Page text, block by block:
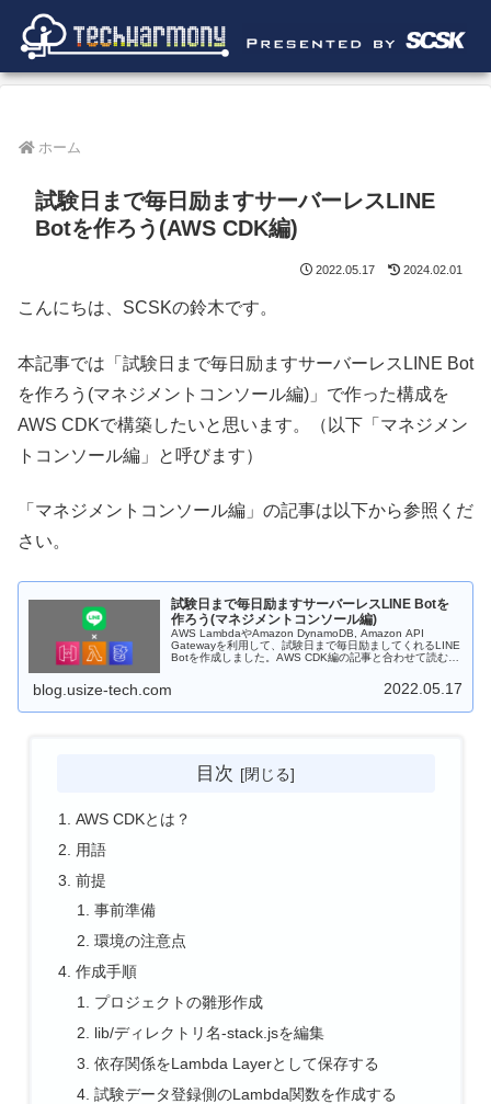
ホーム
試験日まで毎日励ますサーバーレスLINE
Botを作ろう(AWS CDK編)
2022.05.17 2024.02.01
こんにちは、SCSKの鈴木です。
本記事では「試験日まで毎日励ますサーバーレスLINE Bot
を作ろう(マネジメントコンソール編)」で作った構成を
AWS CDKで構築したいと思います。（以下「マネジメン
トコンソール編」と呼びます）
「マネジメントコンソール編」の記事は以下から参照くだ
さい。
試験日まで毎日励ますサーバーレスLINE Botを
作ろう(マネジメントコンソール編)
AWS LambdaやAmazon DynamoDB, Amazon API
Gatewayを利用して、試験日まで毎日励ましてくれるLINE
Botを作成しました。AWS CDK編の記事と合わせて読むこ
blog.usize-tech.com 2022.05.17
目次
AWS CDKとは？
用語
前提
事前準備
環境の注意点
作成手順
プロジェクトの雛形作成
lib/ディレクトリ名-stack.jsを編集
依存関係をLambda Layerとして保存する
試験データ登録側のLambda関数を作成する